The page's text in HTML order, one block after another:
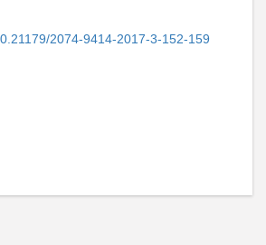
2074-9414-2017-3-152-159